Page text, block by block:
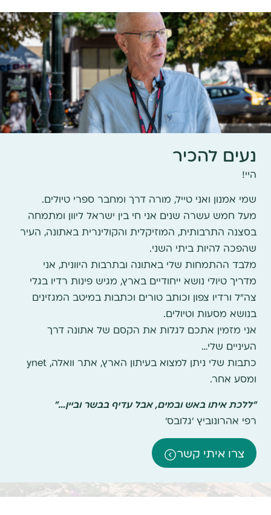
נעים להכיר
היי!
שמי אמנון ואני טייל, מורה דרך ומחבר ספרי טיולים.
מעל חמש עשרה שנים אני חי בין ישראל ליוון ומתמחה
בסצנה התרבותית, המוזיקלית והקולינרית באתונה, העיר
שהפכה להיות ביתי השני.
מלבד ההתמחות שלי באתונה ובתרבות היוונית, אני
מדריך טיולי נושא ייחודיים בארץ, מגיש פינות רדיו בגלי
צה"ל ורדיו צפון וכותב טורים וכתבות במיטב המגזינים
בנושא מסעות וטיולים.
אני מזמין אתכם לגלות את הקסם של אתונה דרך
העיניים שלי…
כתבות שלי ניתן למצוא בעיתון הארץ, אתר וואלה, ynet
ומסע אחר.
"ללכת איתו באש ובמים, אבל עדיף בבשר וביין…"
רפי אהרונוביץ 'גלובס'
צרו איתי קשר